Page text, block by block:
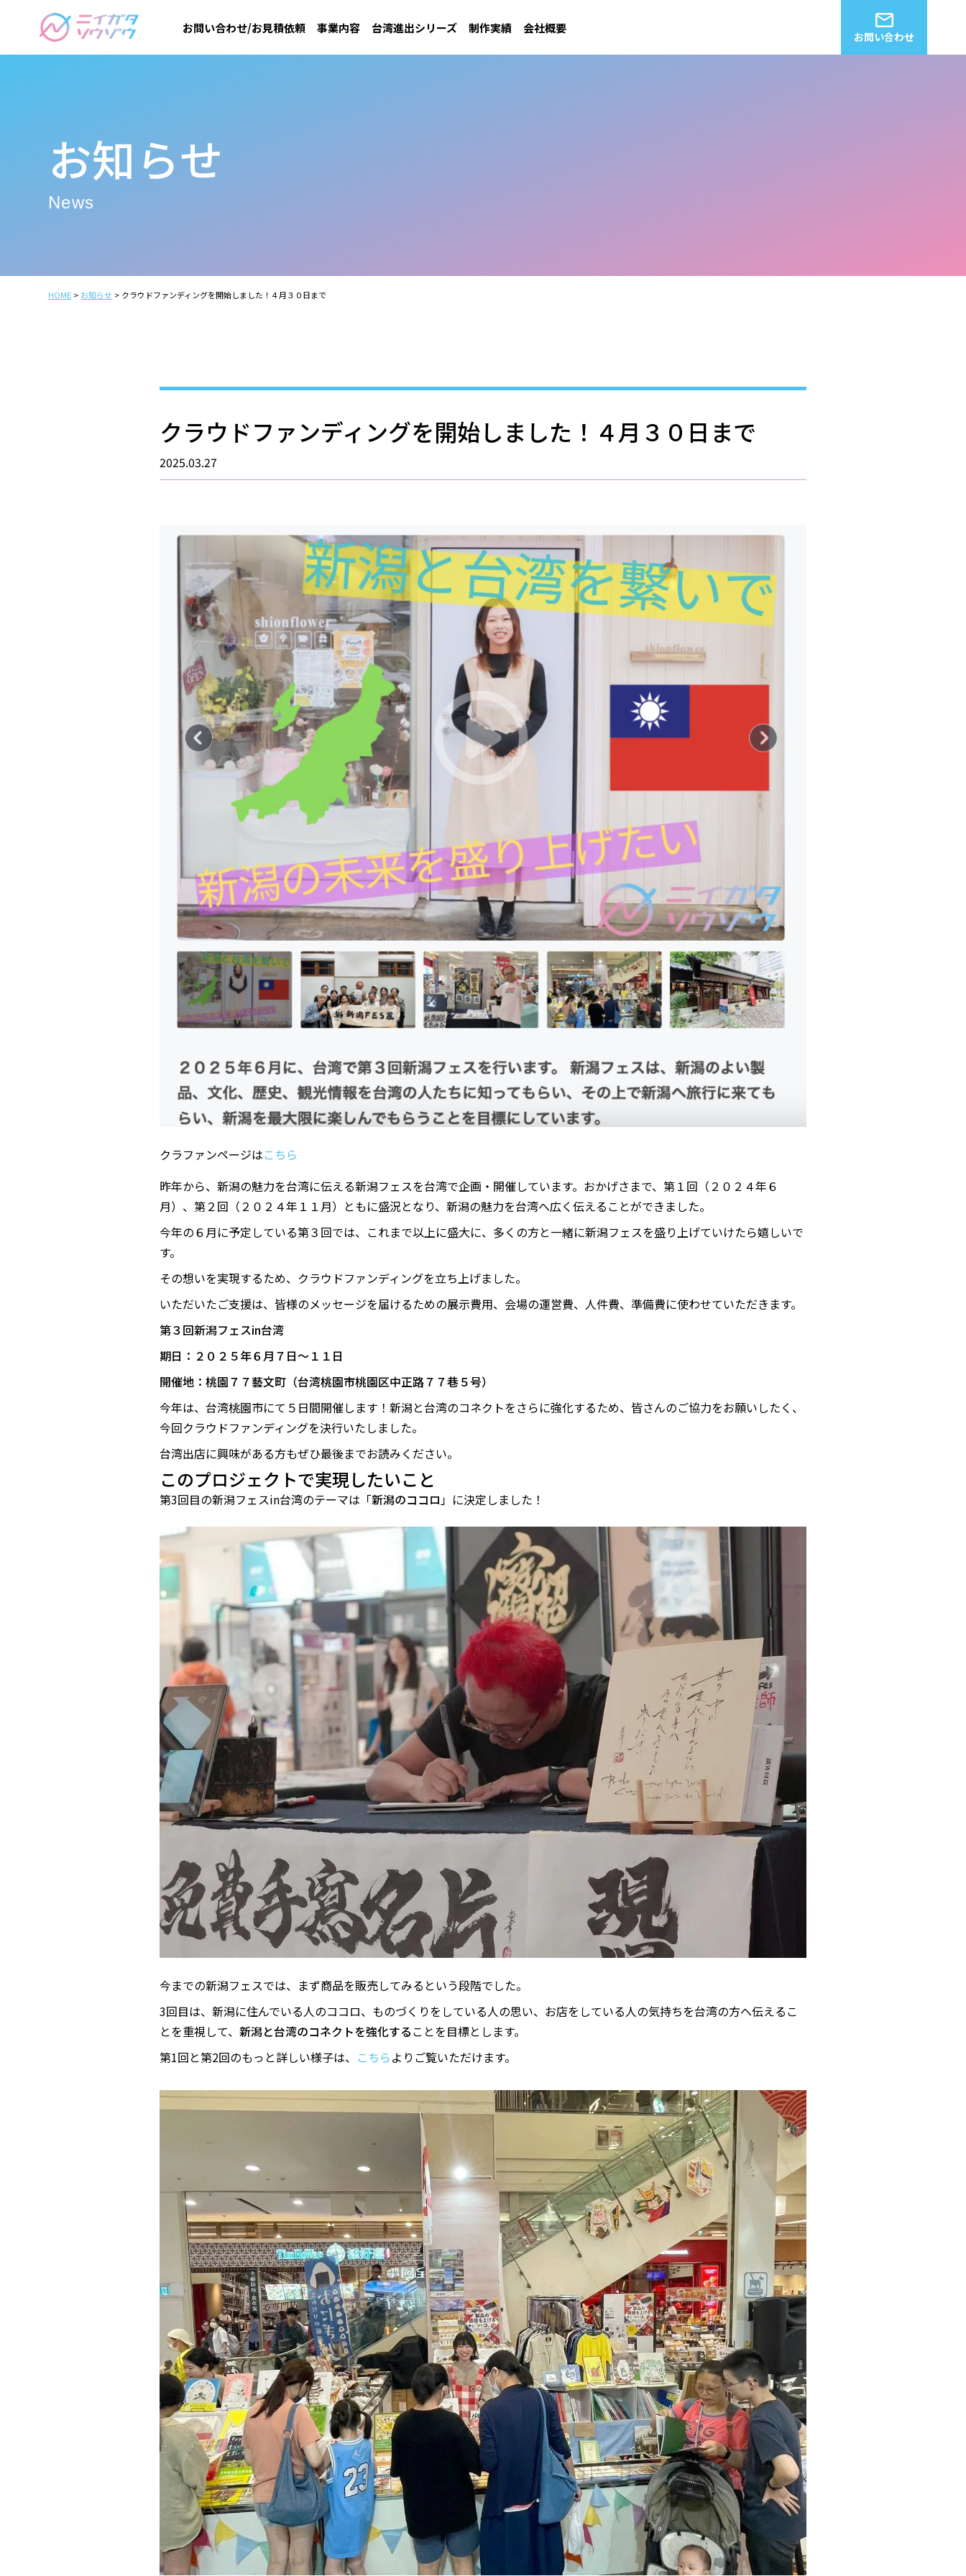
お問い合わせ/お見積依頼 事業内容 台湾進出シリーズ 制作実績 会社概要
お問い合わせ
お知らせ
News
HOME お知らせ クラウドファンディングを開始しました！４月３０日まで
クラウドファンディングを開始しました！４月３０日まで
2025.03.27
クラファンページはこちら
昨年から、新潟の魅力を台湾に伝える新潟フェスを台湾で企画・開催しています。おかげさまで、第１回（２０２４年６
月）、第２回（２０２４年１１月）ともに盛況となり、新潟の魅力を台湾へ広く伝えることができました。
今年の６月に予定している第３回では、これまで以上に盛大に、多くの方と一緒に新潟フェスを盛り上げていけたら嬉しいで
す。
その想いを実現するため、クラウドファンディングを立ち上げました。
いただいたご支援は、皆様のメッセージを届けるための展示費用、会場の運営費、人件費、準備費に使わせていただきます。
第３回新潟フェスin台湾
期日：２０２５年６月７日〜１１日
開催地：桃園７７藝文町（台湾桃園市桃園区中正路７７巷５号）
今年は、台湾桃園市にて５日間開催します！新潟と台湾のコネクトをさらに強化するため、皆さんのご協力をお願いしたく、
今回クラウドファンディングを決行いたしました。
台湾出店に興味がある方もぜひ最後までお読みください。
このプロジェクトで実現したいこと
第3回目の新潟フェスin台湾のテーマは「新潟のココロ」に決定しました！
今までの新潟フェスでは、まず商品を販売してみるという段階でした。
3回目は、新潟に住んでいる人のココロ、ものづくりをしている人の思い、お店をしている人の気持ちを台湾の方へ伝えるこ
とを重視して、 新潟と台湾のコネクトを強化することを目標とします。
第1回と第2回のもっと詳しい様子は、 こちらよりご覧いただけます。